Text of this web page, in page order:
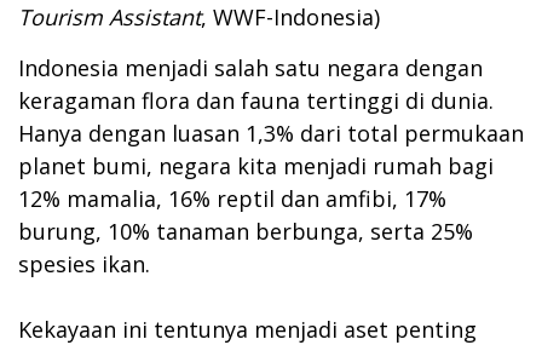
Tourism Assistant, WWF-Indonesia)
Indonesia menjadi salah satu negara dengan
keragaman flora dan fauna tertinggi di dunia.
Hanya dengan luasan 1,3% dari total permukaan
planet bumi, negara kita menjadi rumah bagi
12% mamalia, 16% reptil dan amfibi, 17%
burung, 10% tanaman berbunga, serta 25%
spesies ikan.
Kekayaan ini tentunya menjadi aset penting